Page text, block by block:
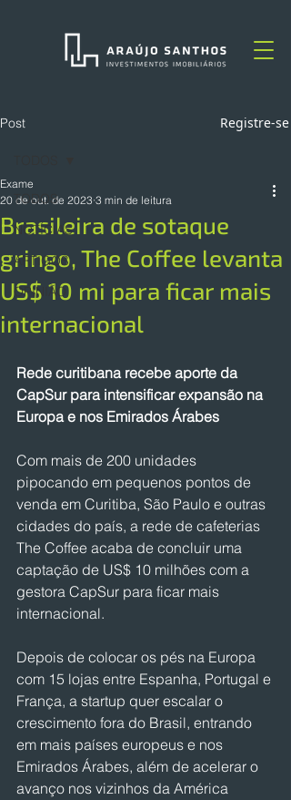
Post Registre-se
TODOS
NOTÍCIAS
ARTIGOS
OPINIÃO
Brasileira de sotaque
gringo, The Coffee levanta
US$ 10 mi para ficar mais
internacional
Exame
20 de out. de 2023 3 min de leitura
Rede curitibana recebe aporte da
CapSur para intensificar expansão na
Europa e nos Emirados Árabes
Com mais de 200 unidades
pipocando em pequenos pontos de
venda em Curitiba, São Paulo e outras
cidades do país, a rede de cafeterias
The Coffee acaba de concluir uma
captação de US$ 10 milhões com a
gestora CapSur para ficar mais
internacional.
Depois de colocar os pés na Europa
com 15 lojas entre Espanha, Portugal e
França, a startup quer escalar o
crescimento fora do Brasil, entrando
em mais países europeus e nos
Emirados Árabes, além de acelerar o
avanço nos vizinhos da América